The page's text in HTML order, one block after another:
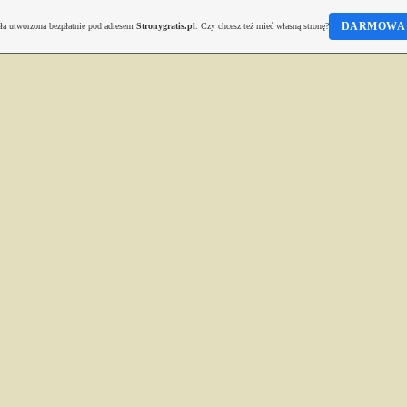
utworzona bezpłatnie pod adresem Stronygratis.pl . Czy chcesz też mieć własną stronę?